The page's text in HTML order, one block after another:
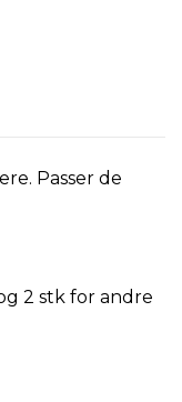
Passer de
2 stk for andre